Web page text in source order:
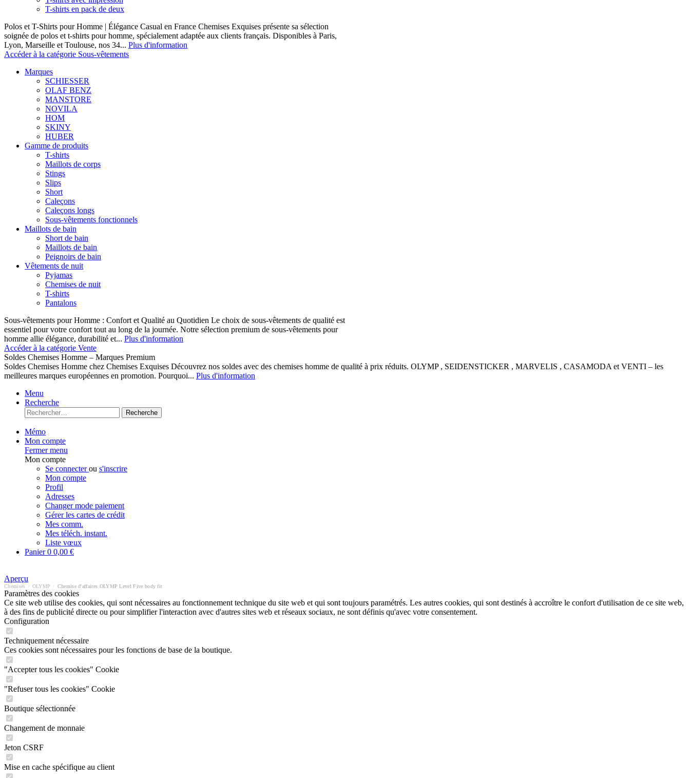
T-shirts en pack de deux
Polos et T-Shirts pour Homme | Élégance Casual en France Chemises Exquises présente sa sélection
soignée de polos et t-shirts pour homme, spécialement adaptée aux clients français. Disponibles à Paris,
Lyon, Marseille et Toulouse, nos 34... Plus d'information
Accéder à la catégorie Sous-vêtements
Marques
SCHIESSER
OLAF BENZ
MANSTORE
NOVILA
HOM
SKINY
HUBER
Gamme de produits
T-shirts
Maillots de corps
Stings
Slips
Short
Caleçons
Caleçons longs
Sous-vêtements fonctionnels
Maillots de bain
Short de bain
Maillots de bain
Peignoirs de bain
Vêtements de nuit
Pyjamas
Chemises de nuit
T-shirts
Pantalons
Sous-vêtements pour Homme : Confort et Qualité au Quotidien Le choix de sous-vêtements de qualité est
essentiel pour votre confort tout au long de la journée. Notre sélection premium de sous-vêtements pour
homme allie élégance, durabilité et... Plus d'information
Accéder à la catégorie Vente
Soldes Chemises Homme – Marques Premium
Soldes Chemises Homme chez Chemises Exquises Découvrez nos soldes avec des chemises homme de qualité à prix réduits. OLYMP , SEIDENSTICKER , MARVELIS , CASAMODA et VENTI – les
meilleures marques européennes en promotion. Pourquoi... Plus d'information
Menu
Recherche
Recherche
Mémo
Mon compte
Fermer menu
Mon compte
Se connecterou s'inscrire
Mon compte
Profil
Adresses
Changer mode paiement
Gérer les cartes de crédit
Mes comm.
Mes téléch. instant.
Liste vœux
Panier0 0,00 €
Aperçu
Chemises OLYMP Chemise d'affaires OLYMP Level Five body fit
Paramètres des cookies
Ce site web utilise des cookies, qui sont nécessaires au fonctionnement technique du site web et qui sont toujours paramétrés. Les autres cookies, qui sont destinés à accroître le confort d'utilisation de ce site web,
à des fins de publicité directe ou pour simplifier l'interaction avec d'autres sites web et réseaux sociaux, ne sont définis qu'avec votre consentement.
Configuration
Techniquement nécessaire
Ces cookies sont nécessaires pour les fonctions de base de la boutique.
"Accepter tous les cookies" Cookie
"Refuser tous les cookies" Cookie
Boutique sélectionnée
Changement de monnaie
Jeton CSRF
Mise en cache spécifique au client